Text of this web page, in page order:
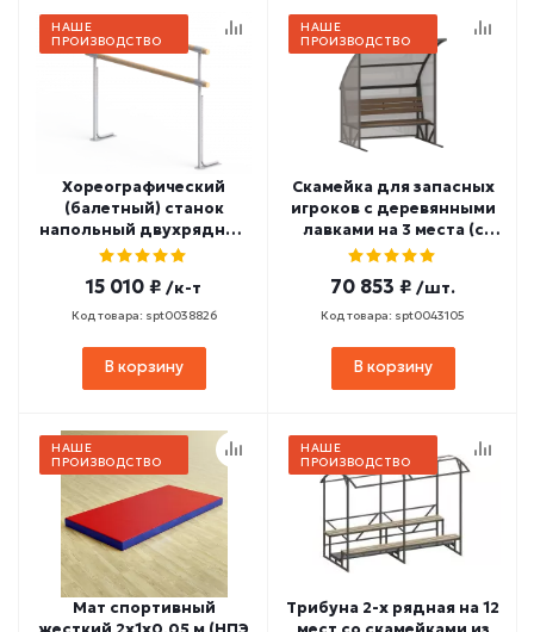
НАШЕ
ПРОИЗВОДСТВО
Хореографический
(балетный) станок
напольный двухрядный
2000 мм (бук) СТ-87
15 010 ₽ /к-т
Код товара: spt0038826
В корзину
НАШЕ
ПРОИЗВОДСТВО
Скамейка для запасных
игроков с деревянными
лавками на 3 места (с
навесом из
70 853 ₽ /шт.
Код товара: spt0043105
В корзину
НАШЕ
ПРОИЗВОДСТВО
Мат спортивный
НАШЕ
ПРОИЗВОДСТВО
Трибуна 2-х рядная на 12